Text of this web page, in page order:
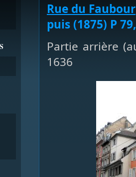
Rue du
puis (1875) P
Partie arrière
1636